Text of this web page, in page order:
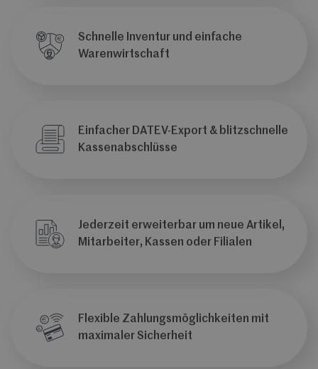
Schnelle Inventur und einfache
Warenwirtschaft
Einfacher DATEV-Export & blitzschnelle
Kassenabschlüsse
Jederzeit erweiterbar um neue Artikel,
Mitarbeiter, Kassen oder Filialen
Flexible Zahlungsmöglichkeiten mit
maximaler Sicherheit